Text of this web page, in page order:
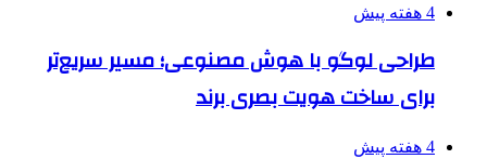
4 هفته پیش
طراحی لوگو با هوش مصنوعی؛ مسیر سریع‌تر
برای ساخت هویت بصری برند
4 هفته پیش